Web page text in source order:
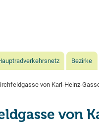
Bezirke
von Karl-Heinz-
von